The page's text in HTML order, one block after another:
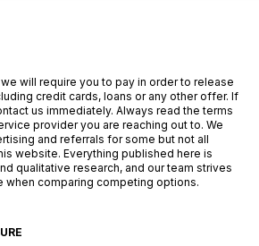
will require you to pay in order to release
credit cards, loans or any other offer. If
us immediately. Always read the terms
provider you are reaching out to. We
and referrals for some but not all
website. Everything published here is
qualitative research, and our team strives
when comparing competing options.